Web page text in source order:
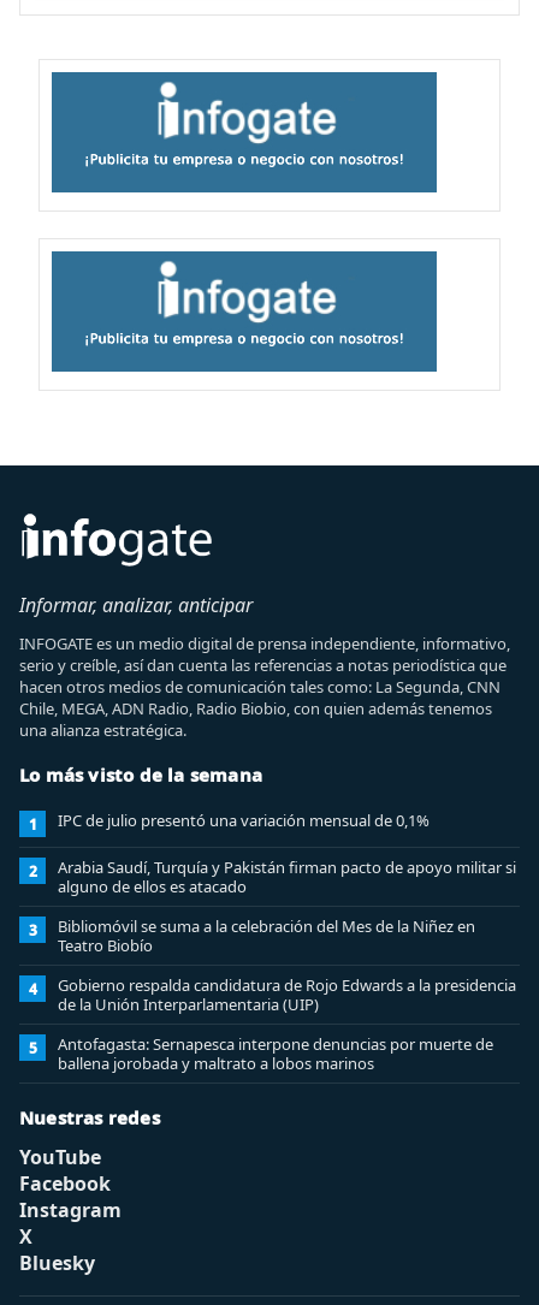
Informar, analizar, anticipar
INFOGATE es un medio digital de prensa independiente, informativo,
serio y creíble, así dan cuenta las referencias a notas periodística que
hacen otros medios de comunicación tales como: La Segunda, CNN
Chile, MEGA, ADN Radio, Radio Biobio, con quien además tenemos
una alianza estratégica.
Lo más visto de la semana
1 IPC de julio presentó una variación mensual de 0,1%
2
Arabia Saudí, Turquía y Pakistán firman pacto de apoyo militar si
alguno de ellos es atacado
3
Bibliomóvil se suma a la celebración del Mes de la Niñez en
Teatro Biobío
4
Gobierno respalda candidatura de Rojo Edwards a la presidencia
de la Unión Interparlamentaria (UIP)
5
Antofagasta: Sernapesca interpone denuncias por muerte de
ballena jorobada y maltrato a lobos marinos
Nuestras redes
YouTube
Facebook
Instagram
X
Bluesky